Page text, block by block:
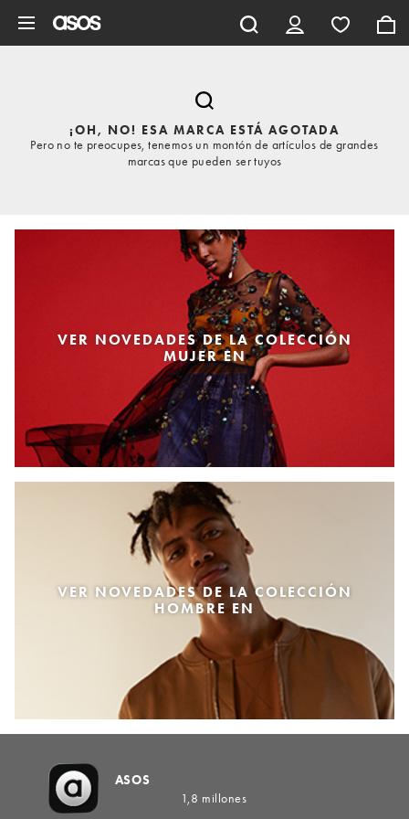
¡OH, NO! ESA MARCA ESTÁ AGOTADA
Pero no te preocupes, tenemos un montón de artículos de grandes
marcas que pueden ser tuyos
VER NOVEDADES DE LA COLECCIÓN
MUJER EN
VER NOVEDADES DE LA COLECCIÓN
HOMBRE EN
ASOS
1,8 millones